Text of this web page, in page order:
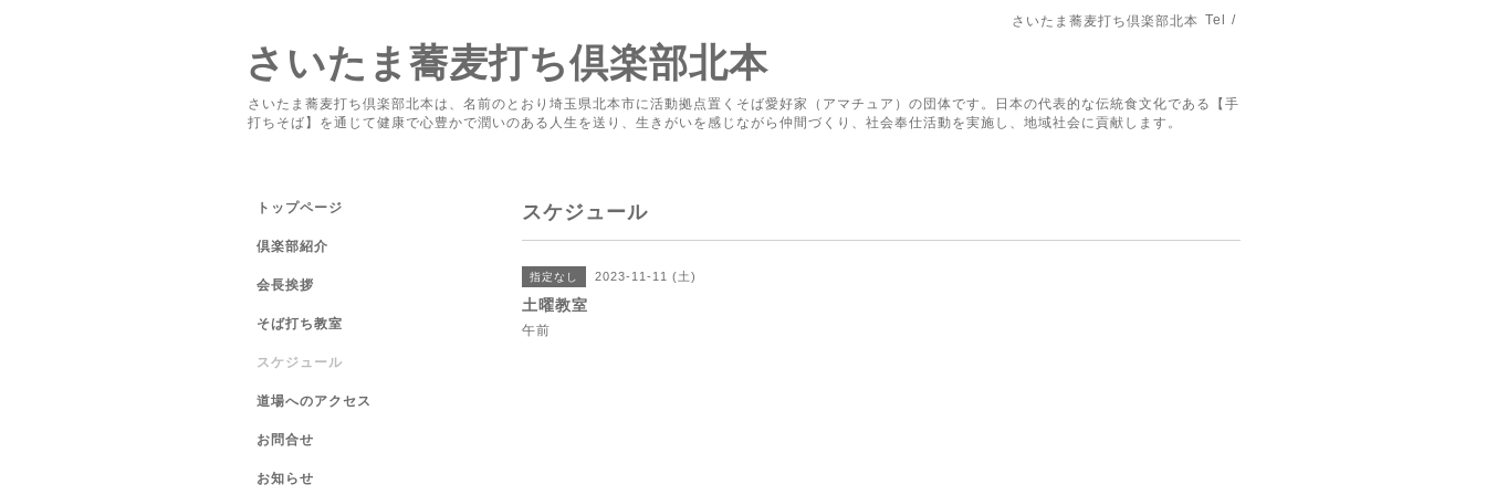
さいたま蕎麦打ち倶楽部北本 Tel /
さいたま蕎麦打ち倶楽部北本
さいたま蕎麦打ち倶楽部北本は、名前のとおり埼玉県北本市に活動拠点置くそば愛好家（アマチュア）の団体です。日本の代表的な伝統食文化である【手
打ちそば】を通じて健康で心豊かで潤いのある人生を送り、生きがいを感じながら仲間づくり、社会奉仕活動を実施し、地域社会に貢献します。
スケジュール
指定なし 2023-11-11 (土)
土曜教室
午前
トップページ
倶楽部紹介
会長挨拶
そば打ち教室
スケジュール
道場へのアクセス
お問合せ
お知らせ